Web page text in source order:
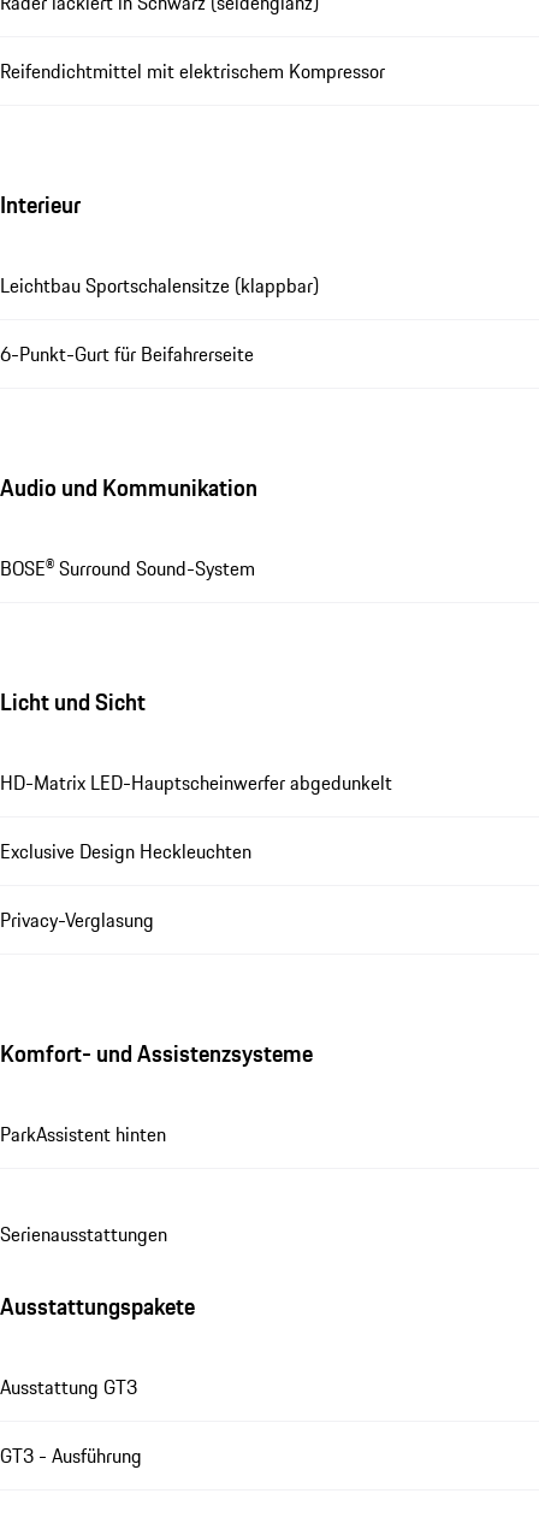
Reifendichtmittel mit elektrischem Kompressor
Interieur
Leichtbau Sportschalensitze (klappbar)
6-Punkt-Gurt für Beifahrerseite
Audio und Kommunikation
BOSE® Surround Sound-System
Licht und Sicht
HD-Matrix LED-Hauptscheinwerfer abgedunkelt
Exclusive Design Heckleuchten
Privacy-Verglasung
Komfort- und Assistenzsysteme
ParkAssistent hinten
Se­ri­en­aus­stat­tungen
Ausstattungspakete
Ausstattung GT3
GT3 - Ausführung